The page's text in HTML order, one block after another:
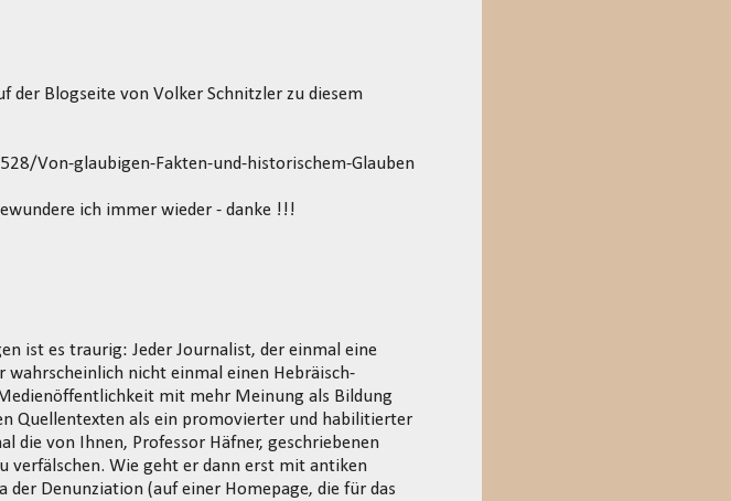
der Blogseite von Volker Schnitzler zu diesem
Von-glaubigen-Fakten-und-historischem-Glauben
ich immer wieder - danke !!!
ist es traurig: Jeder Journalist, der einmal eine
nicht einmal einen Hebräisch-
mit mehr Meinung als Bildung
Quellentexten als ein promovierter und habilitierter
die von Ihnen, Professor Häfner, geschriebenen
verfälschen. Wie geht er dann erst mit antiken
Denunziation (auf einer Homepage, die für das